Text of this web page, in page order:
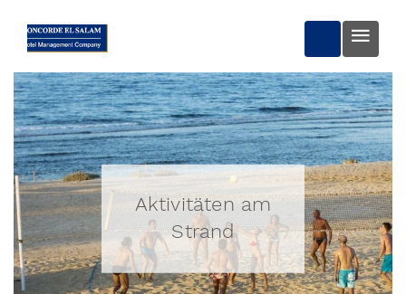
BUCHEN
Aktivitäten am
Strand